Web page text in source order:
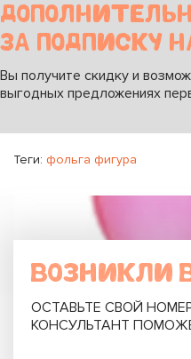
ЗА ПОДПИСКУ
Вы получите скидку и
выгодных предложениях
Теги: фольга фигура
ВОЗНИКЛИ
ОСТАВЬТЕ СВОЙ
КОНСУЛЬТАНТ